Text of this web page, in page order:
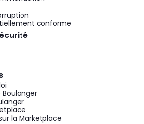
conforme
Boulanger
la Marketplace